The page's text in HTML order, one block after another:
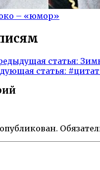
– «юмор»
статья:
статья: